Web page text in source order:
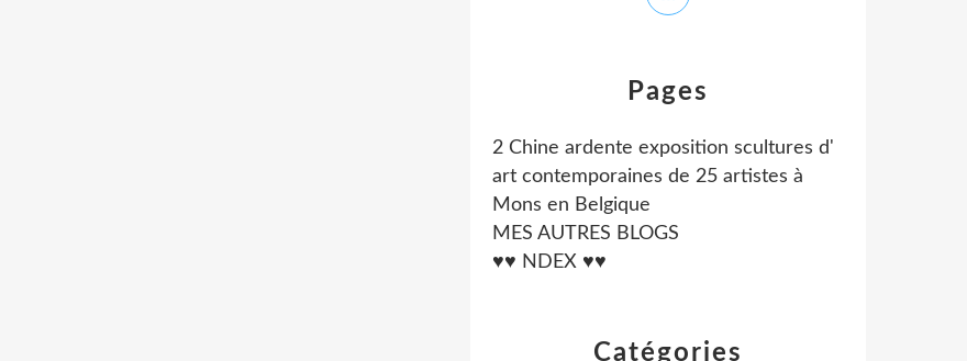
Catégories
Pages
2 Chine ardente exposition scultures d'
art contemporaines de 25 artistes à
Mons en Belgique
MES AUTRES BLOGS
♥♥ NDEX ♥♥